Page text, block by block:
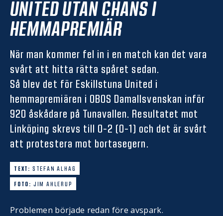
UNITED UTAN CHANS I
HEMMAPREMIÄR
När man kommer fel in i en match kan det vara
svårt att hitta rätta spåret sedan.
Så blev det för Eskillstuna United i
hemmapremiären i OBOS Damallsvenskan inför
920 åskådare på Tunavallen. Resultatet mot
Linköping skrevs till 0-2 (0-1) och det är svårt
att protestera mot bortasegern.
TEXT: STEFAN ALHAG
FOTO: JIM AHLERUP
Problemen började redan före avspark.